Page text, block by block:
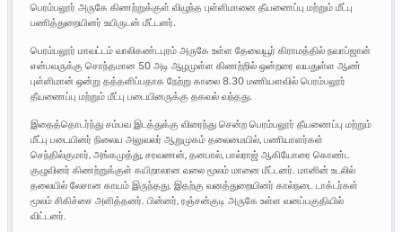
பெரம்பலூர் அருகே கிணற்றுக்குள் விழுந்த புள்ளிமானை தீயணைப்பு மற்றும் மீட்பு
பணித்துறையினர் உயிருடன் மீட்டனர்.
பெரம்பலூர் மாவட்டம் வாலிகண்டபுரம் அருகே உள்ள தேவையூர் கிராமத்தில் நவாப்ஜான்
என்பவருக்கு சொந்தமான 50 அடி ஆழமுள்ள கிணற்றில் ஒன்றரை வயதுள்ள ஆண்
புள்ளிமான் ஒன்று தத்தளிப்பதாக நேற்று காலை 8.30 மணியளவில் பெரம்பலூர்
தீயணைப்பு மற்றும் மீட்பு படையினருக்கு தகவல் வந்தது.
இதைத்தொடர்ந்து சம்பவ இடத்துக்கு விரைந்து சென்ற பெரம்பலூர் தீயணைப்பு மற்றும்
மீட்பு படையினர் நிலைய அலுவலர் ஆறுமுகம் தலைமையில், பணியாளர்கள்
செந்தில்குமார், அங்கமுத்து, சரவணன், தனபால், பால்ராஜ் ஆகியோரை கொண்ட
குழுவினர் கிணற்றுக்குள் கயிறாலான வலை மூலம் மானை மீட்டனர். மானின் உடலில்
தலையில் லேசான காயம் இருந்தது. இதற்கு வனத்துறையினர் கால்நடை டாக்டர்கள்
மூலம் சிகிச்சை அளித்தனர். பின்னர், ரஞ்சன்குடி அருகே உள்ள வனப்பகுதியில்
விட்டனர்.